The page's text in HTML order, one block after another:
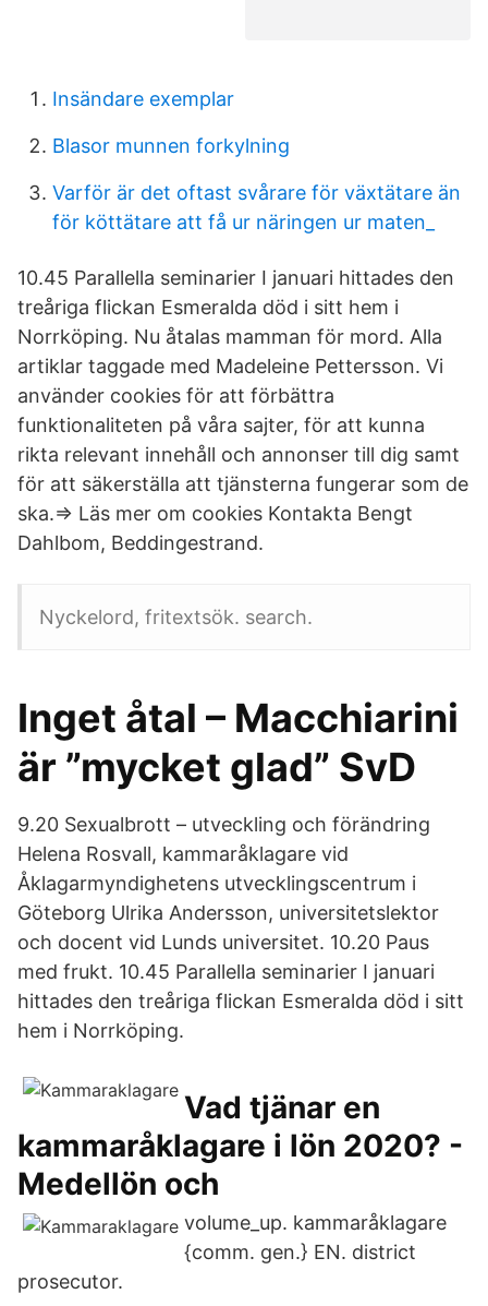
Insändare exemplar
Blasor munnen forkylning
Varför är det oftast svårare för växtätare än
för köttätare att få ur näringen ur maten_
10.45 Parallella seminarier I januari hittades den
treåriga flickan Esmeralda död i sitt hem i
Norrköping. Nu åtalas mamman för mord. Alla
artiklar taggade med Madeleine Pettersson. Vi
använder cookies för att förbättra
funktionaliteten på våra sajter, för att kunna
rikta relevant innehåll och annonser till dig samt
för att säkerställa att tjänsterna fungerar som de
ska.⇒ Läs mer om cookies Kontakta Bengt
Dahlbom, Beddingestrand.
Nyckelord, fritextsök. search.
Inget åtal – Macchiarini
är ”mycket glad” SvD
9.20 Sexualbrott – utveckling och förändring
Helena Rosvall, kammaråklagare vid
Åklagarmyndighetens utvecklingscentrum i
Göteborg Ulrika Andersson, universitetslektor
och docent vid Lunds universitet. 10.20 Paus
med frukt. 10.45 Parallella seminarier I januari
hittades den treåriga flickan Esmeralda död i sitt
hem i Norrköping.
Vad tjänar en
kammaråklagare i lön 2020? -
Medellön och
volume_up. kammaråklagare
{comm. gen.} EN. district
prosecutor.